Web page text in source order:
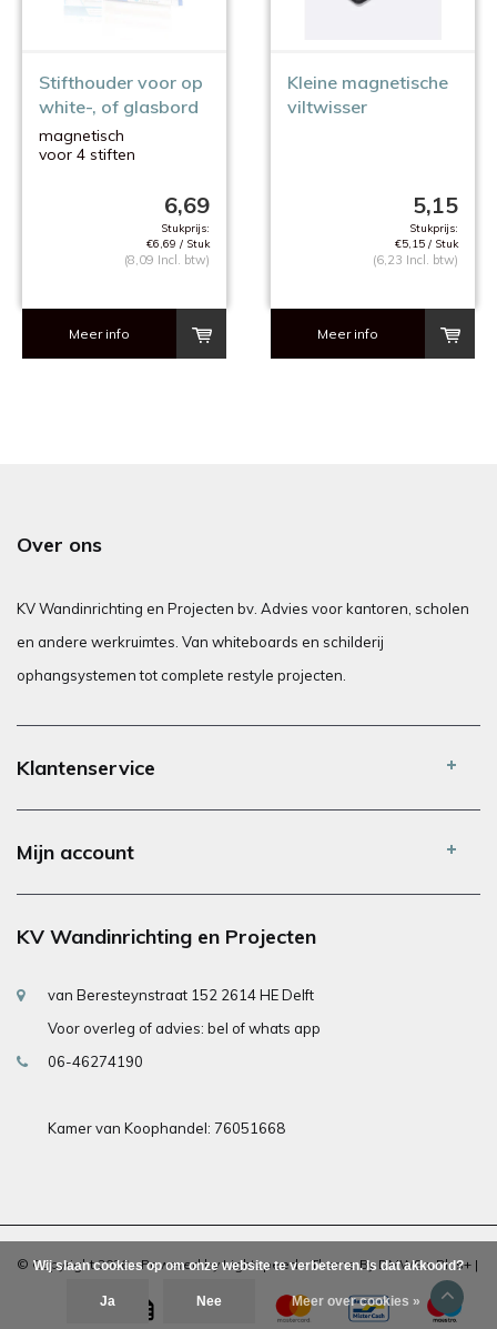
Stifthouder voor op
white-, of glasbord
magnetisch
voor 4 stiften
6,69
Stukprijs:
€6,69 / Stuk
(8,09 Incl. btw)
Meer info
Kleine magnetische
viltwisser
5,15
Stukprijs:
€5,15 / Stuk
(6,23 Incl. btw)
Meer info
Over ons
KV Wandinrichting en Projecten bv. Advies voor kantoren, scholen
en andere werkruimtes. Van whiteboards en schilderij
ophangsystemen tot complete restyle projecten.
Klantenservice
Mijn account
KV Wandinrichting en Projecten
van Beresteynstraat 152 2614 HE Delft
Voor overleg of advies: bel of whats app
06-46274190
Kamer van Koophandel: 76051668
© Copyright 2026 - Powered byLightspeed- Theme By DMWSxPlus+ |
Wij slaan cookies op om onze website te verbeteren. Is dat akkoord?
Ja Nee Meer over cookies »